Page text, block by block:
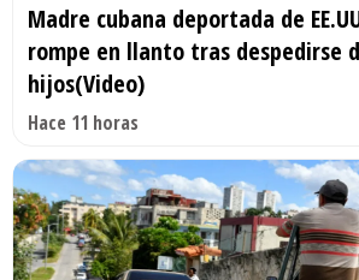
Madre cubana deportada de
rompe en llanto tras despedirse
hijos(Video)
Hace 11 horas